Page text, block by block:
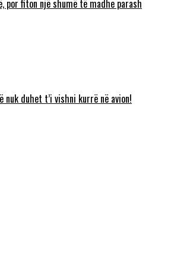
por fiton një shumë të madhe parash
duhet t’i vishni kurrë në avion!